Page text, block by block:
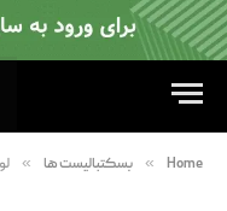
Home
» بسکتبالیست ها »